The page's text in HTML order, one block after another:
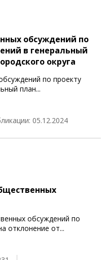
обсуждений по
в генеральный
округа
по проекту
план...
05.12.2024
обсуждений по
отклонение от...